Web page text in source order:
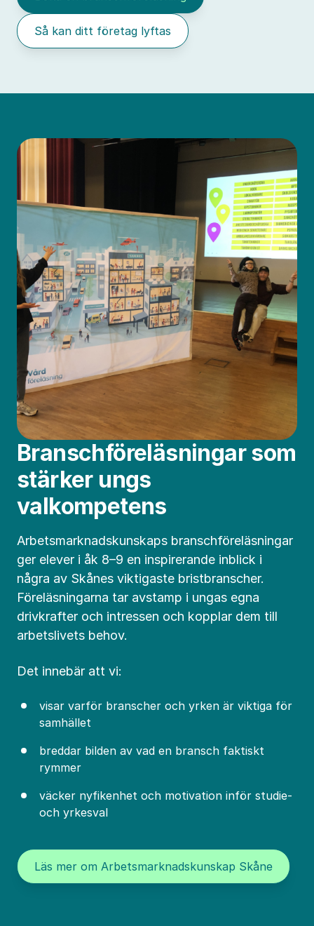
Så kan ditt företag lyftas
Branschföreläsningar som
stärker ungs
valkompetens
Arbetsmarknadskunskaps branschföreläsningar
ger elever i åk 8–9 en inspirerande inblick i
några av Skånes viktigaste bristbranscher.
Föreläsningarna tar avstamp i ungas egna
drivkrafter och intressen och kopplar dem till
arbetslivets behov.
Det innebär att vi:
visar varför branscher och yrken är viktiga för
samhället
breddar bilden av vad en bransch faktiskt
rymmer
väcker nyfikenhet och motivation inför studie-
och yrkesval
Läs mer om Arbetsmarknadskunskap Skåne